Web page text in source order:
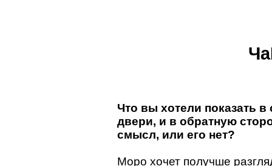
Что вы хотели показать
двери, и в обратную
смысл, или его нет?
Моро хочет получше